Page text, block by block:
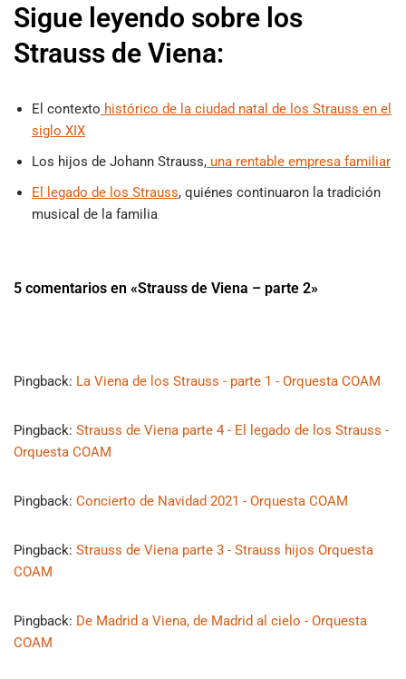
Sigue leyendo sobre los
Strauss de Viena:
El contexto histórico de la ciudad natal de los Strauss en el
siglo XIX
Los hijos de Johann Strauss, una rentable empresa familiar
El legado de los Strauss, quiénes continuaron la tradición
musical de la familia
5 comentarios en «Strauss de Viena – parte 2»
Pingback: La Viena de los Strauss - parte 1 - Orquesta COAM
Pingback: Strauss de Viena parte 4 - El legado de los Strauss -
Orquesta COAM
Pingback: Concierto de Navidad 2021 - Orquesta COAM
Pingback: Strauss de Viena parte 3 - Strauss hijos Orquesta
COAM
Pingback: De Madrid a Viena, de Madrid al cielo - Orquesta
COAM